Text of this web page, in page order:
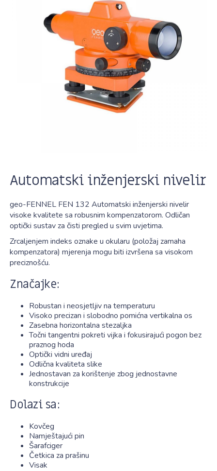
Automatski inženjerski nivelir
geo-FENNEL FEN 132 Automatski inženjerski nivelir
visoke kvalitete sa robusnim kompenzatorom. Odličan
optički sustav za čisti pregled u svim uvjetima.
Zrcaljenjem indeks oznake u okularu (položaj zamaha
kompenzatora) mjerenja mogu biti izvršena sa visokom
preciznošću.
Značajke:
Robustan i neosjetljiv na temperaturu
Visoko precizan i slobodno pomićna vertikalna os
Zasebna horizontalna stezaljka
Točni tangentni pokreti vijka i fokusirajući pogon bez
praznog hoda
Optički vidni uređaj
Odlična kvaliteta slike
Jednostavan za korištenje zbog jednostavne
konstrukcije
Dolazi sa:
Kovčeg
Namještajući pin
Šarafciger
Četkica za prašinu
Visak